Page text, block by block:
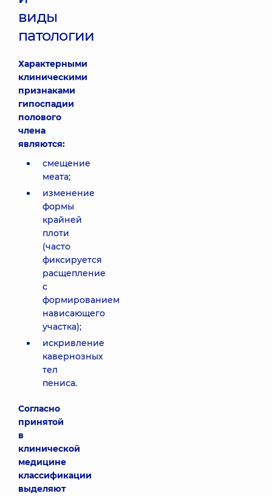
виды
патологии
Характерными
клиническими
признаками
гипоспадии
полового
члена
являются:
смещение
меата;
изменение
формы
крайней
плоти
(часто
фиксируется
расщепление
с
формированием
нависающего
участка);
искривление
кавернозных
тел
пениса.
Согласно
принятой
в
клинической
медицине
классификации
выделяют